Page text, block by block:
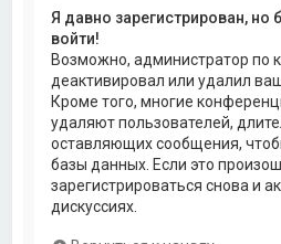
Я давно зарегистрирован, но
войти!
Возможно, администратор по
деактивировал или удалил
Кроме того, многие
удаляют пользователей,
оставляющих сообщения,
базы данных. Если это
зарегистрироваться снова и
дискуссиях.